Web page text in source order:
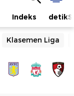
Indeks
Klasemen Liga